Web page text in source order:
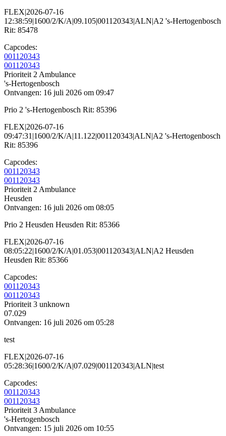
FLEX|2026-07-16
12:38:59|1600/2/K/A|09.105|001120343|ALN|A2 's-Hertogenbosch
Rit: 85478
Capcodes:
001120343
001120343
Prioriteit 2 Ambulance
's-Hertogenbosch
Ontvangen: 16 juli 2026 om 09:47
Prio 2 's-Hertogenbosch Rit: 85396
FLEX|2026-07-16
09:47:31|1600/2/K/A|11.122|001120343|ALN|A2 's-Hertogenbosch
Rit: 85396
Capcodes:
001120343
001120343
Prioriteit 2 Ambulance
Heusden
Ontvangen: 16 juli 2026 om 08:05
Prio 2 Heusden Heusden Rit: 85366
FLEX|2026-07-16
08:05:22|1600/2/K/A|01.053|001120343|ALN|A2 Heusden
Heusden Rit: 85366
Capcodes:
001120343
001120343
Prioriteit 3 unknown
07.029
Ontvangen: 16 juli 2026 om 05:28
test
FLEX|2026-07-16
05:28:36|1600/2/K/A|07.029|001120343|ALN|test
Capcodes:
001120343
001120343
Prioriteit 3 Ambulance
's-Hertogenbosch
Ontvangen: 15 juli 2026 om 10:55